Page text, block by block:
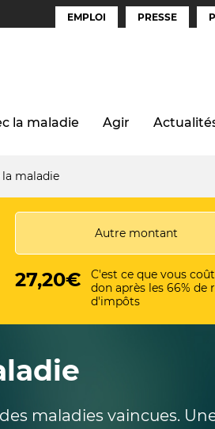
Espaces
EMPLOI PRESSE
la maladie Agir
maladie
27,20€
C'est ce que vous
don après les 66% de
d'impôts
maladies vaincues.